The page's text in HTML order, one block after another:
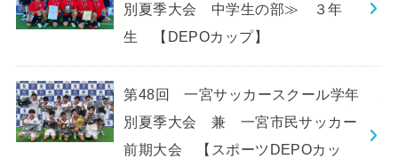
別夏季大会 中学生の部≫ ３年
生 【DEPOカップ】
第48回 一宮サッカースクール学年
別夏季大会 兼 一宮市民サッカー
前期大会 【スポーツDEPOカッ